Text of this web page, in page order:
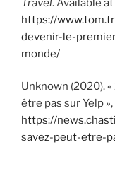
Travel. Available at
https://
devenir-le-
monde/
Unknown (2020).
être pas sur Yelp »,
https://
savez-peut-etre-